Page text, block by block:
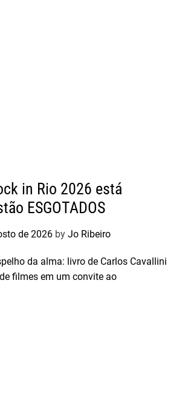
in Rio 2026 está
ESGOTADOS
de 2026 by Jo Ribeiro